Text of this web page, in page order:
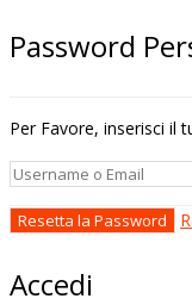
Password
Per Favore, inserisci il
Accedi